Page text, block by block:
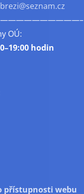
OÚ:
hodin
přístupnosti webu